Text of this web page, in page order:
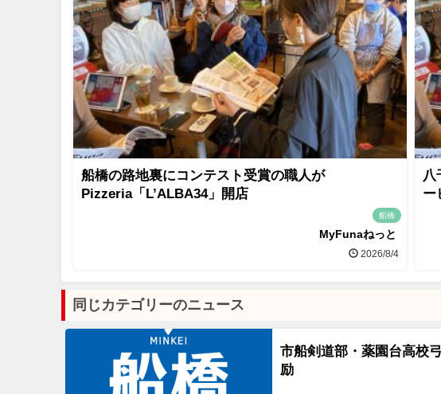
船橋の路地裏にコンテスト受賞の職人が
Pizzeria「L’ALBA34」開店
船橋
MyFunaねっと
2026/8/4
八
ー
同じカテゴリーのニュース
市船剣道部・薬園台高校
励